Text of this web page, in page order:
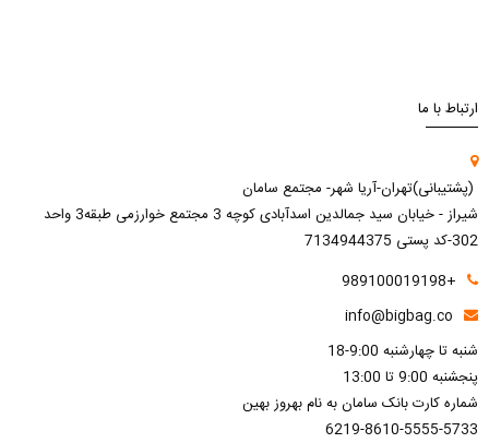
ارتباط با ما
(پشتیبانی)تهران-آریا شهر- مجتمع سامان
شیراز - خیابان سید جمالدین اسدآبادی کوچه 3 مجتمع خوارزمی طبقه3 واحد
302-کد پستی 7134944375
+989100019198
info@bigbag.co
شنبه تا چهارشنبه 9:00-18
پنجشنبه 9:00 تا 13:00
شماره کارت بانک سامان به نام بهروز بهین
6219-8610-5555-5733